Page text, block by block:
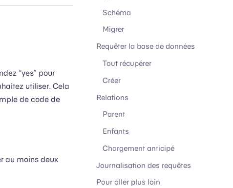
“yes” pour
utiliser. Cela
de code de
au moins deux
Schéma
Migrer
Requêter la base de données
Tout récupérer
Créer
Relations
Parent
Enfants
Chargement anticipé
Journalisation des requêtes
Pour aller plus loin